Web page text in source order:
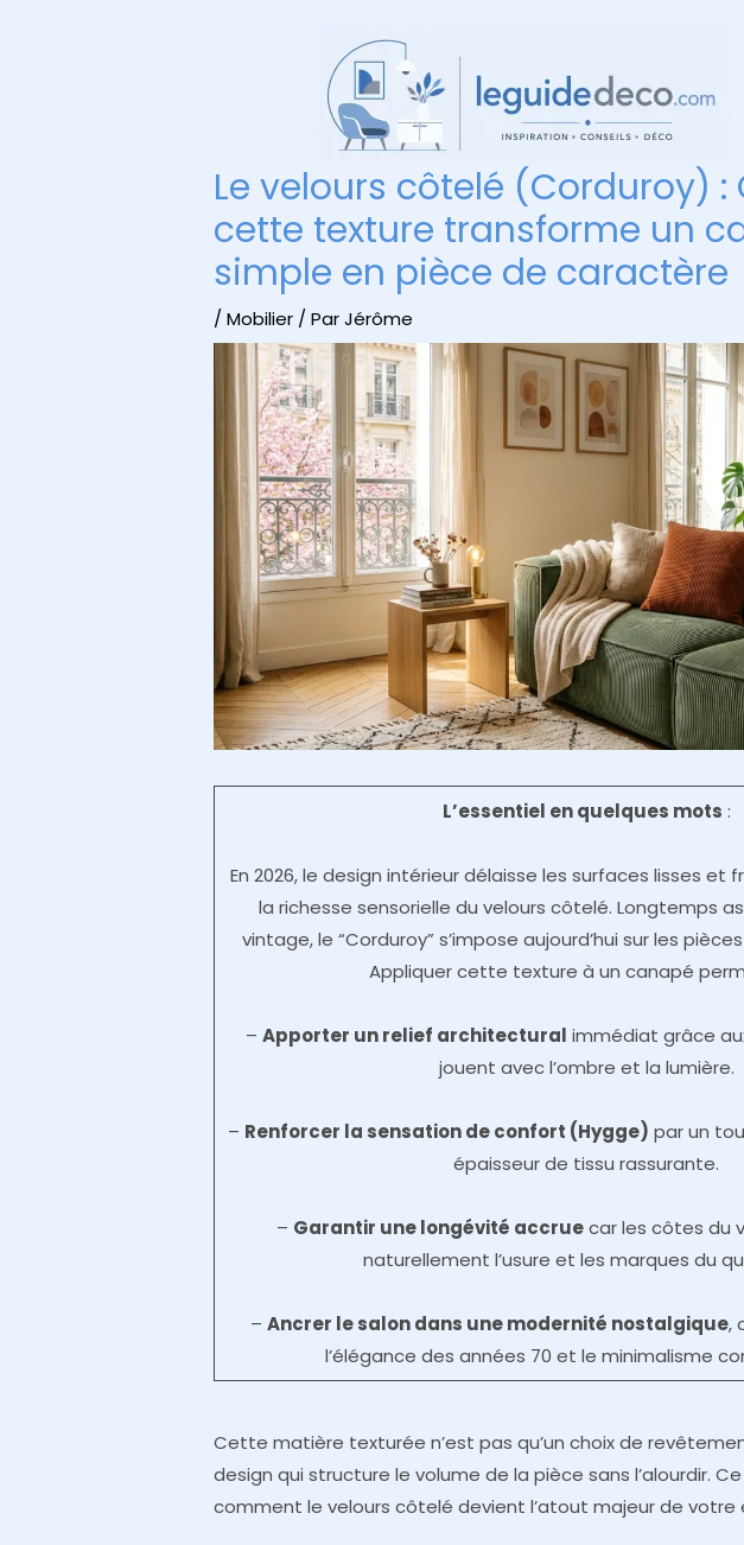
Le velours côtelé (Corduroy)
cette texture transforme un
simple en pièce de caractère
/Mobilier / ParJérôme
L’essentiel en quelques mots :
En 2026, le design intérieur délaisse les surfaces lisses et
la richesse sensorielle du velours côtelé. Longtemps
vintage, le “Corduroy” s’impose aujourd’hui sur les
Appliquer cette texture à un canapé
– Apporter un relief architectural immédiat grâce
jouent avec l’ombre et la lumière.
– Renforcer la sensation de confort (Hygge) par un
épaisseur de tissu rassurante.
– Garantir une longévité accruecar les côtes du
naturellement l’usure et les marques du
– Ancrer le salon dans une modernité nostalgique,
l’élégance des années 70 et le minimalisme
Cette matière texturée n’est pas qu’un choix de
design qui structure le volume de la pièce sans l’alourdir.
comment le velours côtelé devient l’atout majeur de votre